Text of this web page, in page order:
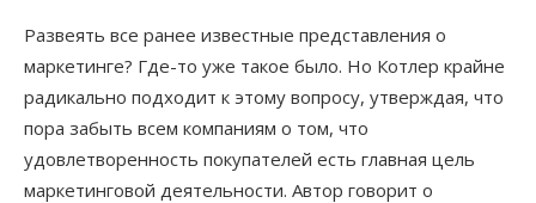
Развеять все ранее известные представления о
маркетинге? Где-то уже такое было. Но Котлер крайне
радикально подходит к этому вопросу, утверждая, что
пора забыть всем компаниям о том, что
удовлетворенность покупателей есть главная цель
маркетинговой деятельности. Автор говорит о